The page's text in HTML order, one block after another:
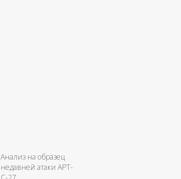
Анализ на образец
недавней атаки APT-